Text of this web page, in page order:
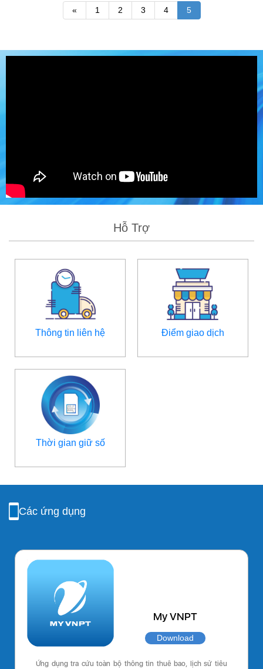
« 1 2 3 4 5
Hỗ Trợ
Thông tin liên hệ Điểm giao dịch
Thời gian giữ số
Các ứng dụng
My VNPT
Download
Ứng dụng tra cứu toàn bộ thông tin thuê bao, lịch sử tiêu